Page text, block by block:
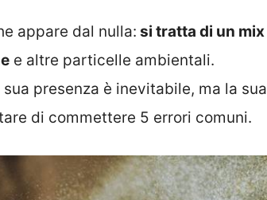
appare dal nulla: si tratta di un mix
e altre particelle ambientali.
presenza è inevitabile, ma la sua
di commettere 5 errori comuni.